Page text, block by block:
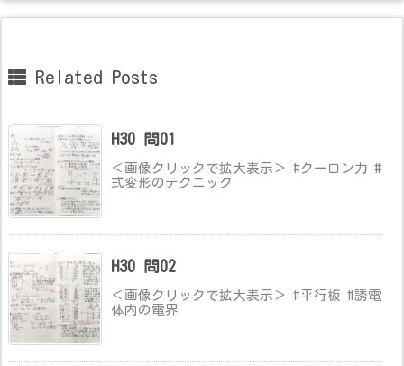
Related Posts
H30 問01
＜画像クリックで拡大表示＞ #クーロン力 #
式変形のテクニック
H30 問02
＜画像クリックで拡大表示＞ #平行板 #誘電
体内の電界